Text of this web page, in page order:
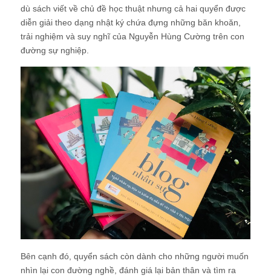
dù sách viết về chủ đề học thuật nhưng cả hai quyển được
diễn giải theo dạng nhật ký chứa đựng những băn khoăn,
trải nghiệm và suy nghĩ của Nguyễn Hùng Cường trên con
đường sự nghiệp.
Bên cạnh đó, quyển sách còn dành cho những người muốn
nhìn lại con đường nghề, đánh giá lại bản thân và tìm ra